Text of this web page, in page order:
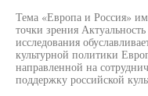
Тема «Европа и Россия»
точки зрения
исследования
культурной политики
направленной на
поддержку российской